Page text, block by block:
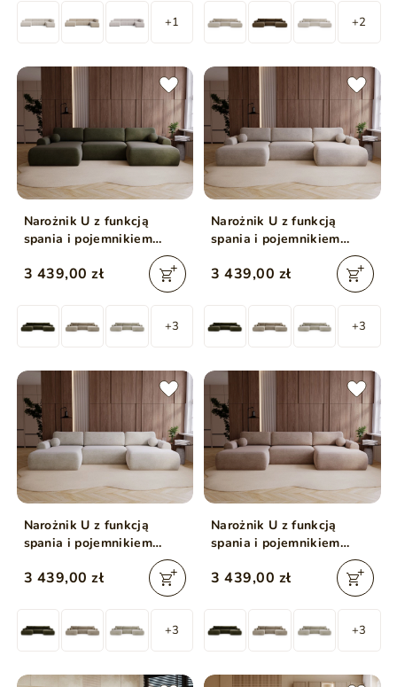
+1 +2
Narożnik U z funkcją
spania i pojemnikiem
3 439,00 zł
+3
Narożnik U z funkcją
spania i pojemnikiem
3 439,00 zł
+3
Narożnik U z funkcją
spania i pojemnikiem
3 439,00 zł
+3
Narożnik U z funkcją
spania i pojemnikiem
Savana Ciemnobeżowy
3 439,00 zł
+3